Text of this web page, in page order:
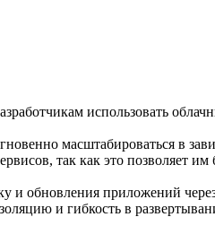
использовать
масштабироваться в
так как это позволяет
и обновления приложений
и гибкость в